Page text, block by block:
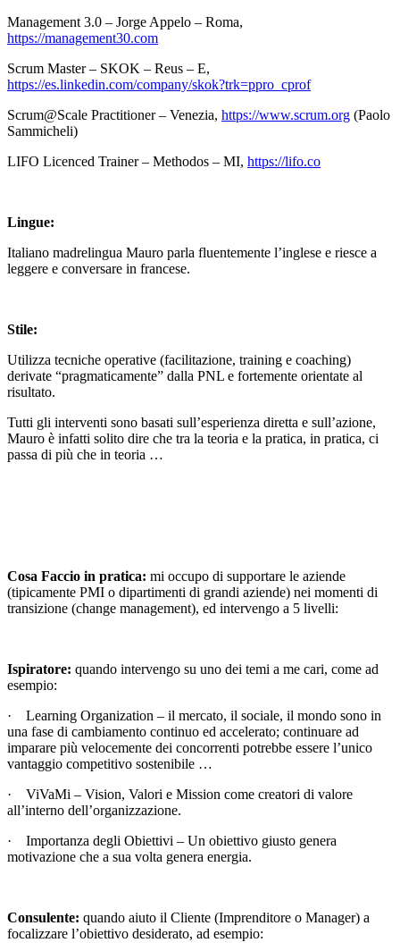
Management 3.0 – Jorge Appelo – Roma,
https://management30.com
Scrum Master – SKOK – Reus – E,
https://es.linkedin.com/company/skok?trk=ppro_cprof
Scrum@Scale Practitioner – Venezia, https://www.scrum.org (Paolo
Sammicheli)
LIFO Licenced Trainer – Methodos – MI, https://lifo.co
Lingue:
Italiano madrelingua Mauro parla fluentemente l’inglese e riesce a
leggere e conversare in francese.
Stile:
Utilizza tecniche operative (facilitazione, training e coaching)
derivate “pragmaticamente” dalla PNL e fortemente orientate al
risultato.
Tutti gli interventi sono basati sull’esperienza diretta e sull’azione,
Mauro è infatti solito dire che tra la teoria e la pratica, in pratica, ci
passa di più che in teoria …
Cosa Faccio in pratica: mi occupo di supportare le aziende
(tipicamente PMI o dipartimenti di grandi aziende) nei momenti di
transizione (change management), ed intervengo a 5 livelli:
Ispiratore: quando intervengo su uno dei temi a me cari, come ad
esempio:
· Learning Organization – il mercato, il sociale, il mondo sono in
una fase di cambiamento continuo ed accelerato; continuare ad
imparare più velocemente dei concorrenti potrebbe essere l’unico
vantaggio competitivo sostenibile …
· ViVaMi – Vision, Valori e Mission come creatori di valore
all’interno dell’organizzazione.
· Importanza degli Obiettivi – Un obiettivo giusto genera
motivazione che a sua volta genera energia.
Consulente: quando aiuto il Cliente (Imprenditore o Manager) a
focalizzare l’obiettivo desiderato, ad esempio: